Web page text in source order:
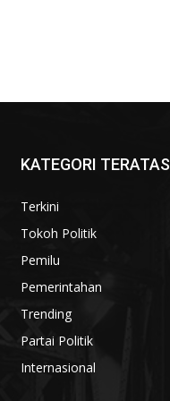
KATEGORI TERATAS
Terkini
Tokoh Politik
Pemilu
Pemerintahan
Trending
Partai Politik
Internasional